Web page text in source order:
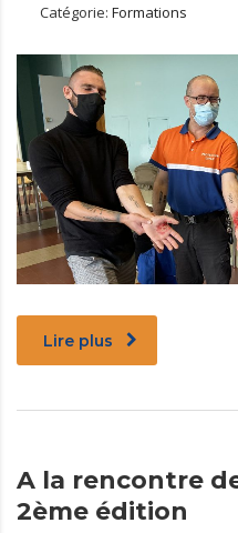
Catégorie: Formations
Lire plus
A la rencontre
2ème édition